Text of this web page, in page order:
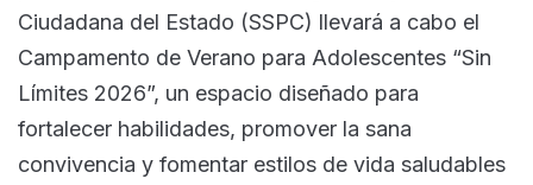
Ciudadana del Estado (SSPC) llevará a cabo el
Campamento de Verano para Adolescentes “Sin
Límites 2026”, un espacio diseñado para
fortalecer habilidades, promover la sana
convivencia y fomentar estilos de vida saludables